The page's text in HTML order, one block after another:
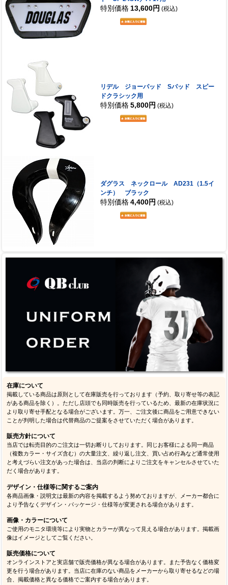
特別価格 13,600円 (税込)
リデル ジョーパッド Sパッド スピー
ドクラシック用
特別価格 5,800円 (税込)
ダグラス ネックロール AD231（1.5イ
ンチ） ブラック
特別価格 4,400円 (税込)
在庫について
掲載している商品は原則として在庫販売を行っております（予約、取り寄せ等の表記
がある商品を除く）。ただし店頭でも同時販売を行っているため、最新の在庫状況に
より取り寄せ手配となる場合がございます。万一、ご注文後に商品をご用意できない
ことが判明した場合は代替商品のご提案をさせていただく場合があります。
販売方針について
当店では転売目的のご注文は一切お断りしております。同じお客様による同一商品
（複数カラー・サイズ含む）の大量注文、繰り返し注文、買い占め行為など通常使用
と考えづらい注文があった場合は、当店の判断によりご注文をキャンセルさせていた
だく場合があります。
デザイン・仕様等に関するご案内
各商品画像・説明文は最新の内容を掲載するよう努めておりますが、メーカー都合に
より予告なくデザイン・パッケージ・仕様等が変更される場合があります。
画像・カラーについて
ご使用のモニタ環境等により実物とカラーが異なって見える場合があります。掲載画
像はイメージとしてご覧ください。
販売価格について
オンラインストアと実店舗で販売価格が異なる場合があります。また予告なく価格変
更を行う場合があります。当店に在庫のない商品をメーカーから取り寄せるなどの場
合、掲載価格と異なる価格でご案内する場合があります。